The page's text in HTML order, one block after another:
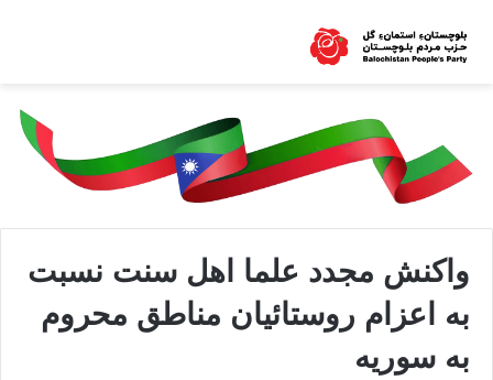
واکنش مجدد علما اهل سنت نسبت
به اعزام روستائیان مناطق محروم
به سوریه